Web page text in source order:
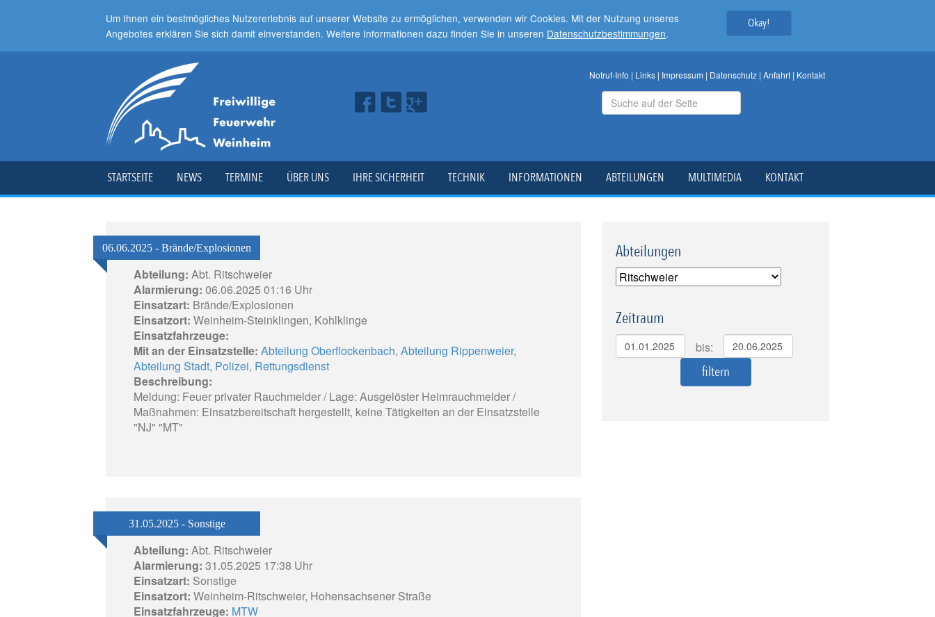
Um Ihnen ein bestmögliches Nutzererlebnis auf unserer Website zu ermöglichen, verwenden wir Cookies. Mit der Nutzung unseres
Angebotes erklären Sie sich damit einverstanden. Weitere Informationen dazu finden Sie in unseren Datenschutzbestimmungen.
Okay!
Notruf-Info | Links| Impressum | Datenschutz| Anfahrt| Kontakt
STARTSEITE NEWS TERMINE ÜBER UNS IHRE SICHERHEIT TECHNIK INFORMATIONEN ABTEILUNGEN MULTIMEDIA KONTAKT
06.06.2025 - Brände/Explosionen
Abteilung: Abt. Ritschweier
Alarmierung: 06.06.2025 01:16 Uhr
Einsatzart: Brände/Explosionen
Einsatzort: Weinheim-Steinklingen, Kohlklinge
Einsatzfahrzeuge:
Mit an der Einsatzstelle: Abteilung Oberflockenbach, Abteilung Rippenweier,
Abteilung Stadt, Polizei, Rettungsdienst
Beschreibung:
Meldung: Feuer privater Rauchmelder / Lage: Ausgelöster Heimrauchmelder /
Maßnahmen: Einsatzbereitschaft hergestellt, keine Tätigkeiten an der Einsatzstelle
"NJ" "MT"
31.05.2025 - Sonstige
Abteilung: Abt. Ritschweier
Alarmierung: 31.05.2025 17:38 Uhr
Einsatzart: Sonstige
Einsatzort: Weinheim-Ritschweier, Hohensachsener Straße
Einsatzfahrzeuge: MTW
Abteilungen
Zeitraum
bis: